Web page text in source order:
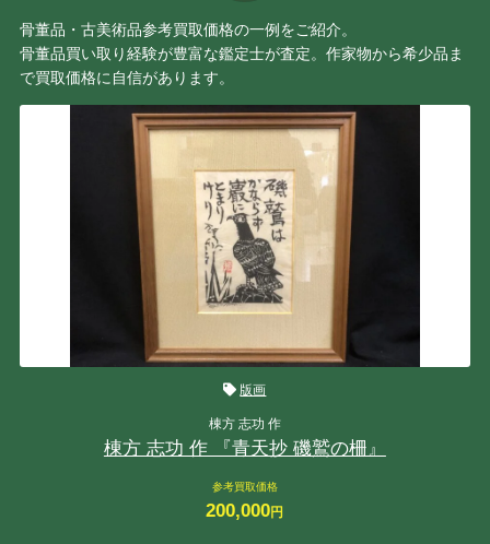
骨董品・古美術品参考買取価格の一例をご紹介。
骨董品買い取り経験が豊富な鑑定士が査定。作家物から希少品ま
で買取価格に自信があります。
版画
棟方 志功 作
棟方 志功 作 『青天抄 磯鷲の柵』
参考買取価格
200,000円